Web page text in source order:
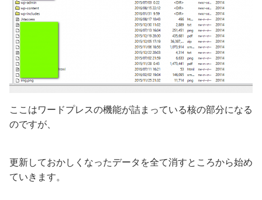
ここはワードプレスの機能が詰まっている核の部分になる
のですが、
更新しておかしくなったデータを全て消すところから始め
ていきます。